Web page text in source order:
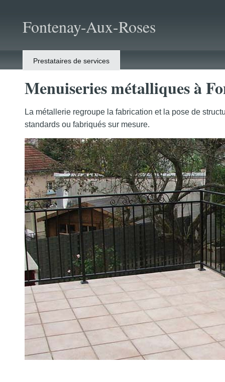
Fontenay-Aux-Roses
Prestataires de services
Menuiseries métalliques à
La métallerie regroupe la fabrication et la pose de
standards ou fabriqués sur mesure.